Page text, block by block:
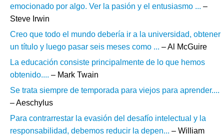
emocionado por algo. Ver la pasión y el entusiasmo ... –
Steve Irwin
Creo que todo el mundo debería ir a la universidad, obtener
un título y luego pasar seis meses como ... – Al McGuire
La educación consiste principalmente de lo que hemos
obtenido.... – Mark Twain
Se trata siempre de temporada para viejos para aprender....
– Aeschylus
Para contrarrestar la evasión del desafío intelectual y la
responsabilidad, debemos reducir la depen... – William